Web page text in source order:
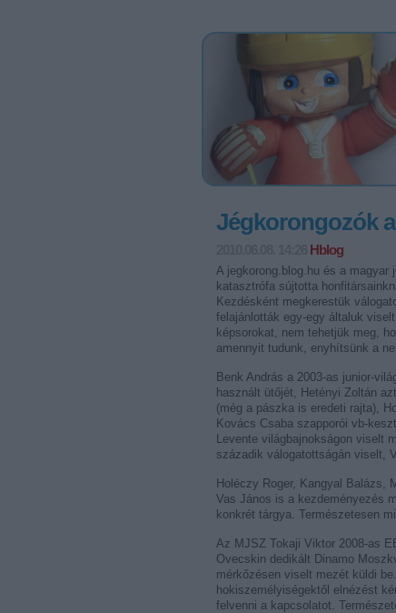
Jégkorongozók
Hblog
A jegkorong.blog.hu és a
katasztrófa sújtotta
Kezdésként megkerestük
felajánlották egy-egy általuk
képsorokat, nem tehetjük meg,
amennyit tudunk, enyhítsünk a
Benk András a 2003-as junior-
használt ütőjét, Hetényi Zoltán
(még a pászka is eredeti rajta),
Kovács Csaba szapporói vb-
Levente világbajnokságon viselt
századik válogatottságán viselt,
Holéczy Roger, Kangyal Balázs,
Vas János is a kezdeményezés
konkrét tárgya. Természetesen
Az MJSZ Tokaji Viktor 2008-as
Ovecskin dedikált Dinamo
mérkőzésen viselt mezét küldi
hokiszemélyiségektől elnézést
felvenni a kapcsolatot.